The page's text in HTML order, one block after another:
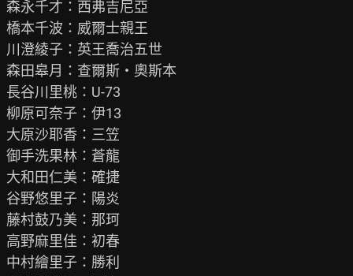
森永千才：西弗吉尼亞
橋本千波：威爾士親王
川澄綾子：英王喬治五世
森田皋月：查爾斯・奧斯本
長谷川里桃：U-73
柳原可奈子：伊13
大原沙耶香：三笠
御手洗果林：蒼龍
大和田仁美：確捷
谷野悠里子：陽炎
藤村鼓乃美：那珂
高野麻里佳：初春
中村繪里子：勝利